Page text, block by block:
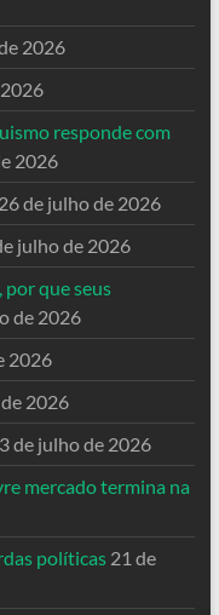
2026
responde com
2026
26 de julho de 2026
julho de 2026
por que seus
de 2026
2026
2026
de julho de 2026
mercado termina na
políticas 21 de